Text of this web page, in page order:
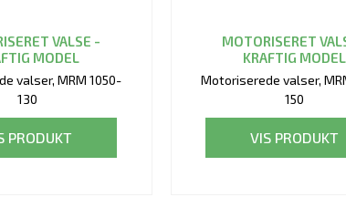
VALSE -
MODEL
valser, MRM 1050-
130
PRODUKT
MOTORISERET
KRAFTIG MODEL
Motoriserede valser,
150
VIS PRODUKT